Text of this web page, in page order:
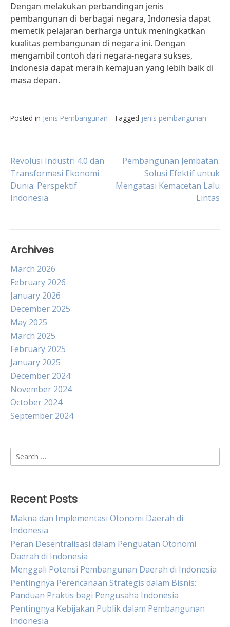
Dengan melakukan perbandingan jenis
pembangunan di berbagai negara, Indonesia dapat
memetik pelajaran berharga untuk meningkatkan
kualitas pembangunan di negara ini. Dengan
mengambil contoh dari negara-negara sukses,
Indonesia dapat meraih kemajuan yang lebih baik di
masa depan.
Posted in Jenis Pembangunan Tagged jenis pembangunan
Post
navigation
Revolusi Industri 4.0 dan
Transformasi Ekonomi
Dunia: Perspektif
Indonesia
Pembangunan Jembatan:
Solusi Efektif untuk
Mengatasi Kemacetan Lalu
Lintas
Archives
March 2026
February 2026
January 2026
December 2025
May 2025
March 2025
February 2025
January 2025
December 2024
November 2024
October 2024
September 2024
Search
for:
Recent Posts
Makna dan Implementasi Otonomi Daerah di
Indonesia
Peran Desentralisasi dalam Penguatan Otonomi
Daerah di Indonesia
Menggali Potensi Pembangunan Daerah di Indonesia
Pentingnya Perencanaan Strategis dalam Bisnis:
Panduan Praktis bagi Pengusaha Indonesia
Pentingnya Kebijakan Publik dalam Pembangunan
Indonesia